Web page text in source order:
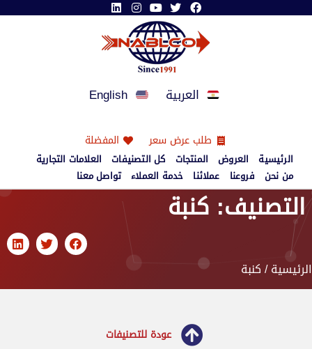
العربية English
طلب عرض سعر المفضلة
الرئيسية العروض المنتجات كل التصنيفات
العلامات التجارية
من نحن فروعنا عملائنا خدمة العملاء تواصل معنا
التصنيف: كنبة
الرئيسية/ كنبة
عودة للتصنيفات